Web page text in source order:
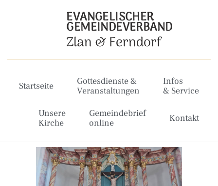
EVANGELISCHER
GEMEINDEVERBAND
Zlan & Ferndorf
Startseite
Gottesdienste &
Veranstaltungen
Infos
& Service
Unsere
Kirche
Gemeindebrief
online
Kontakt